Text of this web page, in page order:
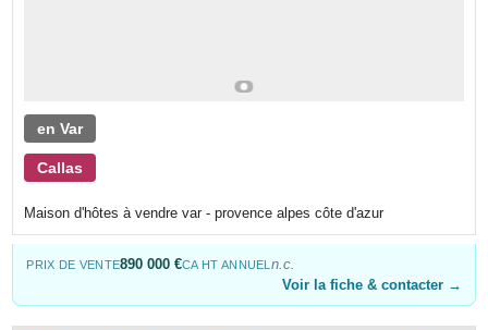
en Var
Callas
Maison d'hôtes à vendre var - provence alpes côte d'azur
PRIX DE VENTE890 000 €CA HT ANNUELn.c.
Voir la fiche & contacter →